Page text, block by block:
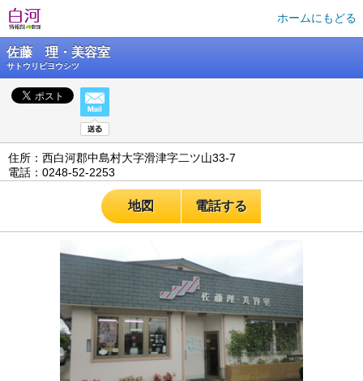
ホームにもどる
佐藤 理・美容室
サトウリビヨウシツ
住所：西白河郡中島村大字滑津字二ツ山33-7
電話：0248-52-2253
地図 電話する